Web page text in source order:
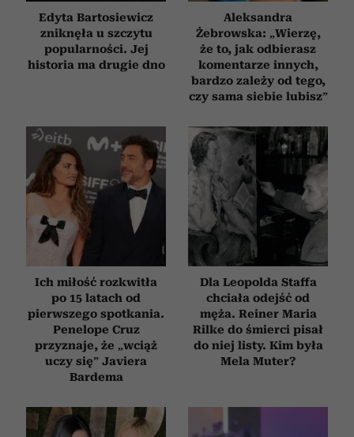
Edyta Bartosiewicz
zniknęła u szczytu
popularności. Jej
historia ma drugie dno
Aleksandra
Żebrowska: „Wierzę,
że to, jak odbierasz
komentarze innych,
bardzo zależy od tego,
czy sama siebie lubisz”
Ich miłość rozkwitła
po 15 latach od
pierwszego spotkania.
Penelope Cruz
przyznaje, że „wciąż
uczy się” Javiera
Bardema
Dla Leopolda Staffa
chciała odejść od
męża. Reiner Maria
Rilke do śmierci pisał
do niej listy. Kim była
Mela Muter?